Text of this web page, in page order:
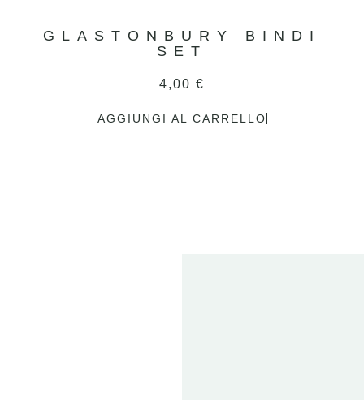
GLASTONBURY BINDI
SET
4,00 €
AGGIUNGI AL CARRELLO